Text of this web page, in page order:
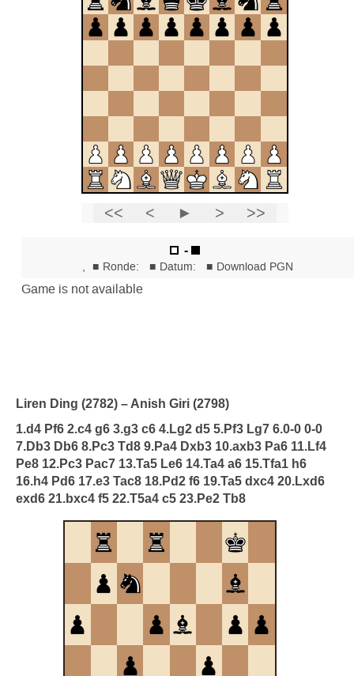
Liren Ding (2782) – Anish Giri (2798)
1.d4 Pf6 2.c4 g6 3.g3 c6 4.Lg2 d5 5.Pf3 Lg7 6.0-0 0-0
7.Db3 Db6 8.Pc3 Td8 9.Pa4 Dxb3 10.axb3 Pa6 11.Lf4
Pe8 12.Pc3 Pac7 13.Ta5 Le6 14.Ta4 a6 15.Tfa1 h6
16.h4 Pd6 17.e3 Tac8 18.Pd2 f6 19.Ta5 dxc4 20.Lxd6
exd6 21.bxc4 f5 22.T5a4 c5 23.Pe2 Tb8